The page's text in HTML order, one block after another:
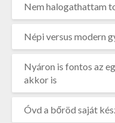
Nem halogathattam
Népi versus modern
Nyáron is fontos az
akkor is
Óvd a bőröd saját